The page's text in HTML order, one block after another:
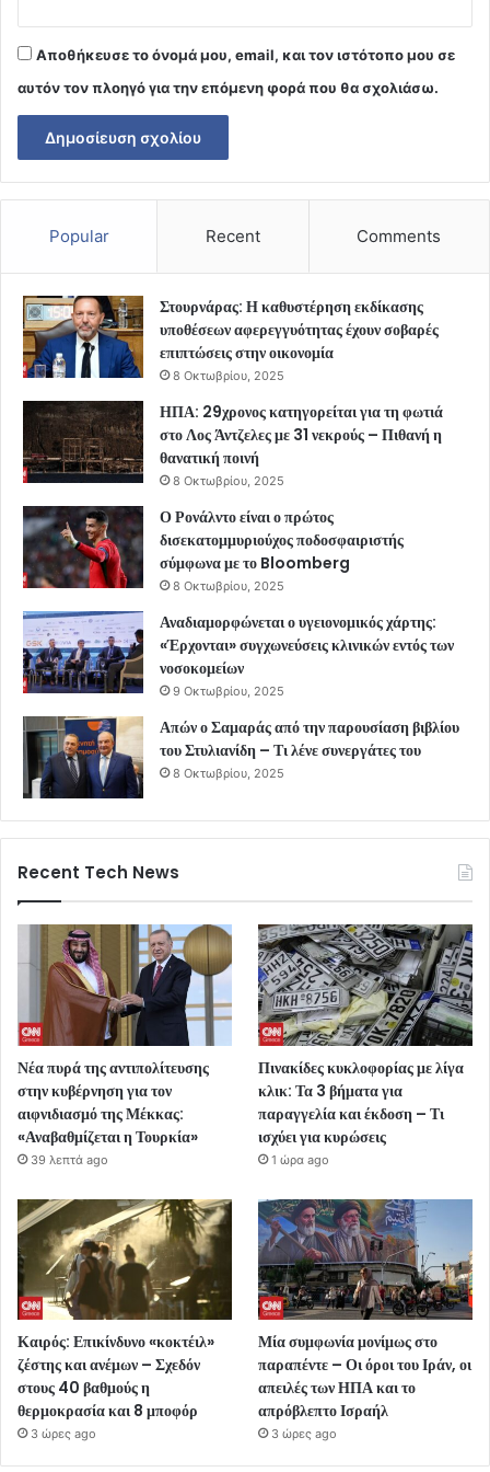
Αποθήκευσε το όνομά μου, email, και τον ιστότοπο μου σε
αυτόν τον πλοηγό για την επόμενη φορά που θα σχολιάσω.
Popular Recent Comments
Στουρνάρας: Η καθυστέρηση εκδίκασης
υποθέσεων αφερεγγυότητας έχουν σοβαρές
επιπτώσεις στην οικονομία
8 Οκτωβρίου, 2025
ΗΠΑ: 29χρονος κατηγορείται για τη φωτιά
στο Λος Άντζελες με 31 νεκρούς – Πιθανή η
θανατική ποινή
8 Οκτωβρίου, 2025
Ο Ρονάλντο είναι ο πρώτος
δισεκατομμυριούχος ποδοσφαιριστής
σύμφωνα με το Bloomberg
8 Οκτωβρίου, 2025
Αναδιαμορφώνεται ο υγειονομικός χάρτης:
«Έρχονται» συγχωνεύσεις κλινικών εντός των
νοσοκομείων
9 Οκτωβρίου, 2025
Απών ο Σαμαράς από την παρουσίαση βιβλίου
του Στυλιανίδη – Τι λένε συνεργάτες του
8 Οκτωβρίου, 2025
Recent Tech News
Νέα πυρά της αντιπολίτευσης
στην κυβέρνηση για τον
αιφνιδιασμό της Μέκκας:
«Αναβαθμίζεται η Τουρκία»
39 λεπτά ago
Πινακίδες κυκλοφορίας με λίγα
κλικ: Τα 3 βήματα για
παραγγελία και έκδοση – Τι
ισχύει για κυρώσεις
1 ώρα ago
Καιρός: Επικίνδυνο «κοκτέιλ»
ζέστης και ανέμων – Σχεδόν
στους 40 βαθμούς η
θερμοκρασία και 8 μποφόρ
3 ώρες ago
Μία συμφωνία μονίμως στο
παραπέντε – Οι όροι του Ιράν, οι
απειλές των ΗΠΑ και το
απρόβλεπτο Ισραήλ
3 ώρες ago